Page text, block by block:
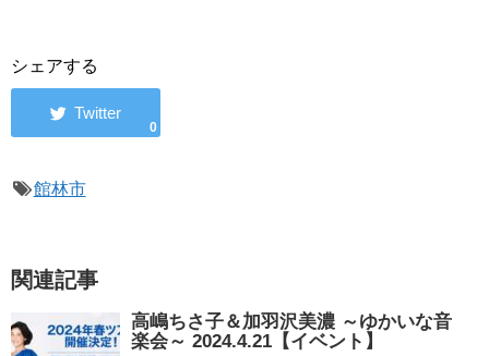
シェアする
0
館林市
関連記事
高嶋ちさ子＆加羽沢美濃 ～ゆかいな音
楽会～ 2024.4.21【イベント】